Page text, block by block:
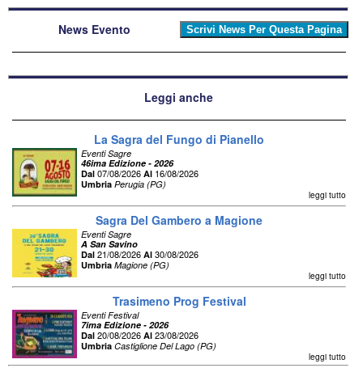
News Evento
Leggi anche
La Sagra del Fungo di Pianello
Eventi Sagre
46ima Edizione - 2026
Dal 07/08/2026 Al 16/08/2026
Umbria Perugia (PG)
leggi tutto
Sagra Del Gambero a Magione
Eventi Sagre
A San Savino
Dal 21/08/2026 Al 30/08/2026
Umbria Magione (PG)
leggi tutto
Trasimeno Prog Festival
Eventi Festival
7ima Edizione - 2026
Dal 20/08/2026 Al 23/08/2026
Umbria Castiglione Del Lago (PG)
leggi tutto